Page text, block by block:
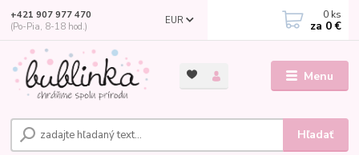
Menu
EUR
Hľadať
+421 907 977 470
(Po-Pia, 8-18 hod.)
0 ks
za 0 €